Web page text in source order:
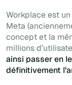
Workplace est
Meta
concept et la
millions
ainsi passer en
définitivement